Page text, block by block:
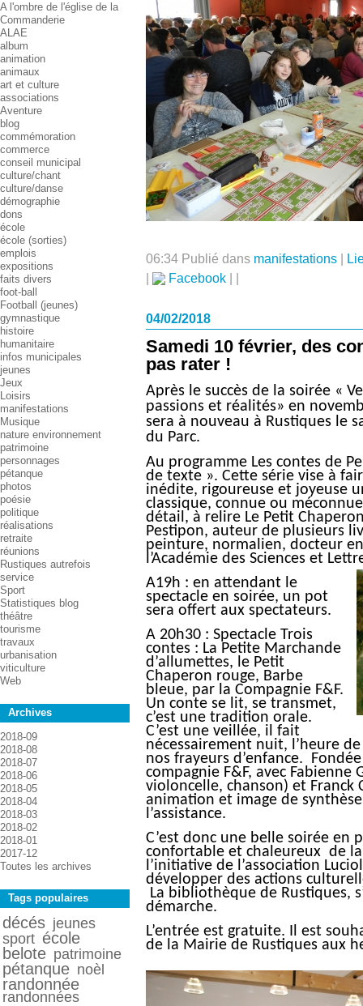
A l'ombre de l'église de la
Commanderie
ALAE
album
animation
animaux
art et culture
associations
Aventure
blog
commémoration
commerce
conseil municipal
culture/chant
culture/danse
démographie
dons
école
école (sorties)
emplois
expositions
faits divers
foot-ball
Football (jeunes)
gymnastique
histoire
humanitaire
infos municipales
jeunes
Jeux
Loisirs
manifestations
Musique
nature environnement
patrimoine
personnages
pétanque
photos
poésie
politique
réalisations
retraite
réunions
Rustiques autrefois
service
Sport
Statistiques blog
théâtre
tourisme
travaux
urbanisation
viticulture
Web
Archives
2018-09
2018-08
2018-07
2018-06
2018-05
2018-04
2018-03
2018-02
2018-01
2017-12
Toutes les archives
Tags populaires
décés jeunes
sport école
belote patrimoine
pétanque noèl
randonnée
randonnées
06:34 Publié dans manifestations
Facebook
04/02/2018
Samedi 10 février, des
pas rater !
Après le succès de la soirée «
passions et réalités» en
sera à nouveau à Rustiques le
du Parc.
Au programme Les contes de
de texte ». Cette série vise à
inédite, rigoureuse et joyeuse
classique, connue ou
détail, à relire Le Petit
Pestipon, auteur de plusieurs
peinture, normalien, docteur
l’Académie des Sciences et
A19h : en attendant le
spectacle en soirée, un pot
sera offert aux spectateurs.
A 20h30 : Spectacle Trois
contes : La Petite Marchande
d’allumettes, le Petit
Chaperon rouge, Barbe
bleue, par la Compagnie F&F.
Un conte se lit, se transmet,
c’est une tradition orale.
C’est une veillée, il fait
nécessairement nuit, l’heure
nos frayeurs d’enfance.
compagnie F&F, avec Fabienne
violoncelle, chanson) et Franck
animation et image de
l’assistance.
C’est donc une belle soirée en
confortable et chaleureux de
l’initiative de l’association
développer des actions
La bibliothèque de Rustiques,
démarche.
L’entrée est gratuite. Il est
de la Mairie de Rustiques aux